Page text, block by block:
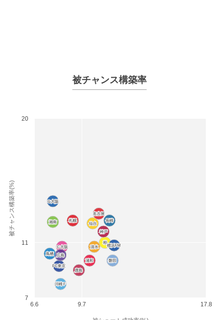
被チャンス構築率
札幌
札幌
仙台
仙台
鹿島
鹿島
浦和
浦和
柏
柏
FC東京
FC東京
川崎Ｆ
川崎Ｆ
横浜FM
横浜FM
湘南
湘南
清水
清水
磐田
磐田
名古屋
名古屋
Ｇ大阪
Ｇ大阪
Ｃ大阪
Ｃ大阪
神戸
神戸
広島
広島
鳥栖
鳥栖
長崎
長崎
6.6 9.7 17.8
7
11
20
被チャンス構築率(%)